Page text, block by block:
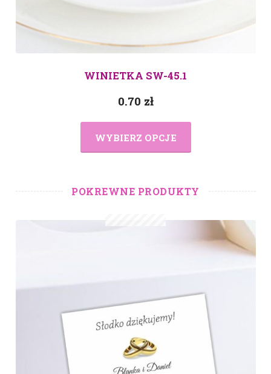
WINIETKA SW-45.1
0.70 zł
WYBIERZ OPCJE
POKREWNE PRODUKTY